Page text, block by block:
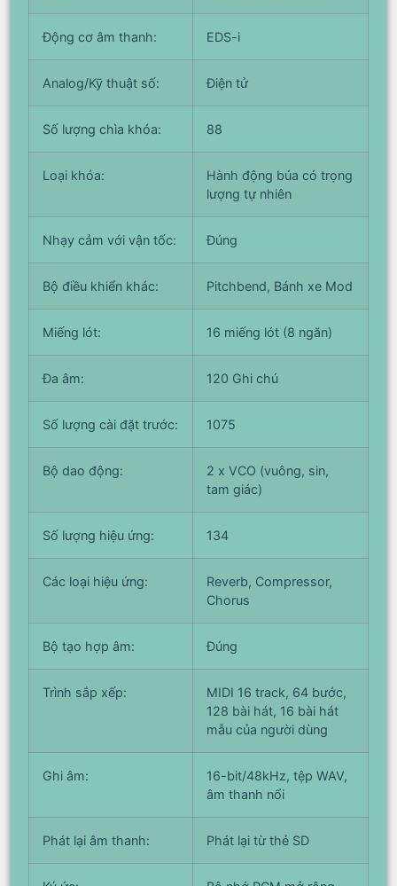
Động cơ âm thanh: EDS-i
Analog/Kỹ thuật số: Điện tử
Số lượng chìa khóa: 88
Loại khóa:
Hành động búa có trọng
lượng tự nhiên
Nhạy cảm với vận tốc: Đúng
Bộ điều khiển khác: Pitchbend, Bánh xe Mod
Miếng lót: 16 miếng lót (8 ngăn)
Đa âm: 120 Ghi chú
Số lượng cài đặt trước: 1075
Bộ dao động:
2 x VCO (vuông, sin,
tam giác)
Số lượng hiệu ứng: 134
Các loại hiệu ứng:
Reverb, Compressor,
Chorus
Bộ tạo hợp âm: Đúng
Trình sắp xếp:
MIDI 16 track, 64 bước,
128 bài hát, 16 bài hát
mẫu của người dùng
Ghi âm:
16-bit/48kHz, tệp WAV,
âm thanh nổi
Phát lại âm thanh: Phát lại từ thẻ SD